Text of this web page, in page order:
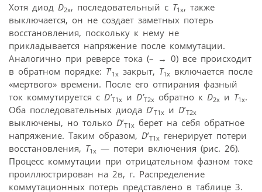
Хотя диод D2x, последовательный с T1x, также
выключается, он не создает заметных потерь
восстановления, поскольку к нему не
прикладывается напряжение после коммутации.
Аналогично при реверсе тока (– → 0) все происходит
в обратном порядке: T’1x закрыт, T1x включается после
«мертвого» времени. После его отпирания фазный
ток коммутируется с D’T1x и D’T2x обратно к D2x и T1x.
Оба последовательных диода D’T1x и D’T2x
выключены, но только D’T1x берет на себя обратное
напряжение. Таким образом, D’T1x генерирует потери
восстановления, T1x — потери включения (рис. 2б).
Процесс коммутации при отрицательном фазном токе
проиллюстрирован на 2в, г. Распределение
коммутационных потерь представлено в таблице 3.